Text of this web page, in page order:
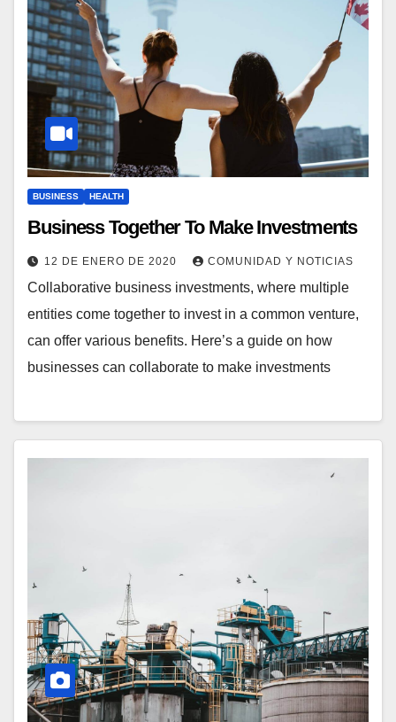
BUSINESS HEALTH
Business Together To Make Investments
12 DE ENERO DE 2020 COMUNIDAD Y NOTICIAS
Collaborative business investments, where multiple
entities come together to invest in a common venture,
can offer various benefits. Here’s a guide on how
businesses can collaborate to make investments